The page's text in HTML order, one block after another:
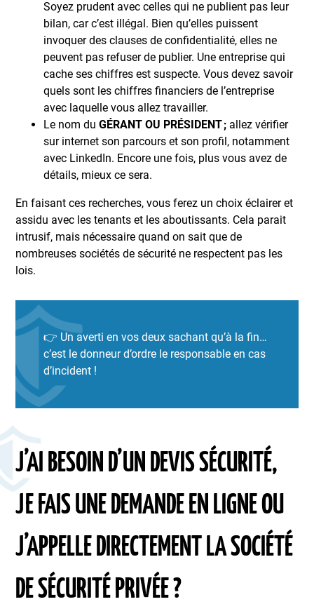
Soyez prudent avec celles qui ne publient pas leur
bilan, car c’est illégal. Bien qu’elles puissent
invoquer des clauses de confidentialité, elles ne
peuvent pas refuser de publier. Une entreprise qui
cache ses chiffres est suspecte. Vous devez savoir
quels sont les chiffres financiers de l’entreprise
avec laquelle vous allez travailler.
Le nom duGÉRANT OU PRÉSIDENT ; allez vérifier
sur internet son parcours et son profil, notamment
avec LinkedIn. Encore une fois, plus vous avez de
détails, mieux ce sera.
En faisant ces recherches, vous ferez un choix éclairer et
assidu avec les tenants et les aboutissants. Cela parait
intrusif, mais nécessaire quand on sait que de
nombreuses sociétés de sécurité ne respectent pas les
lois.
👉 Un averti en vos deux sachant qu’à la fin…
c’est le donneur d’ordre le responsable en cas
d’incident !
J’AI BESOIN D’UN DEVIS SÉCURITÉ,
JE FAIS UNE DEMANDE EN LIGNE OU
J’APPELLE DIRECTEMENT LA SOCIÉTÉ
DE SÉCURITÉ PRIVÉE ?